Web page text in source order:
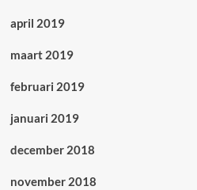
april 2019
maart 2019
februari 2019
januari 2019
december 2018
november 2018